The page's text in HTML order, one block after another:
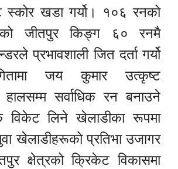
स्कोर खडा गर्यो। १०६ रनको
जीतपुर किङ्ग ६० रनमै
प्रभावशाली जित दर्ता गर्यो
जय कुमार उत्कृष्ट
हालसम्म सर्वाधिक रन बनाउने
विकेट लिने खेलाडीका रूपमा
खेलाडीहरूको प्रतिभा उजागर
क्षेत्रको क्रिकेट विकासमा